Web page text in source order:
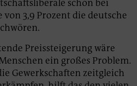
schon bei
3,9 Prozent die deutsche
Preissteigerung wäre
ein großes Problem.
Gewerkschaften zeitgleich